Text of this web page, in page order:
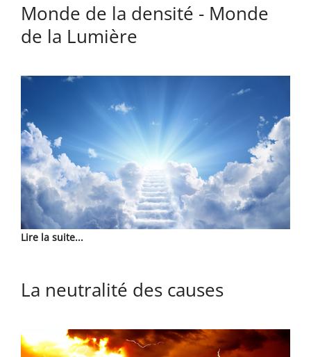
Monde de la densité - Monde
de la Lumière
Lire la suite...
La neutralité des causes